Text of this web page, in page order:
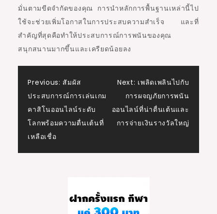
มั่นตามขีดจำกัดของคุณ การนำหลักการพื้นฐานเหล่านี้ไป
ใช้จะช่วยเพิ่มโอกาสในการประสบความสำเร็จ และที่
สำคัญที่สุดคือทำให้ประสบการณ์การพนันของคุณ
สนุกสนานมากขึ้นและเครียดน้อยลง
Post
navigation
Previous: สัมผัส
ประสบการณ์การเล่นเกม
คาสิโนออนไลน์ระดับ
โลกพร้อมความตื่นเต้นที่
เหลือเชื่อ
Next: เพลิดเพลินไปกับ
การผจญภัยการพนัน
ออนไลน์ที่น่าตื่นเต้นและ
การจ่ายเงินรางวัลใหญ่